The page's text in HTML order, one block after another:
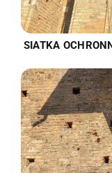
SIATKA